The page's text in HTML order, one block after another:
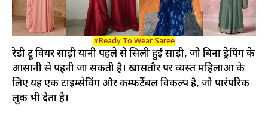
#Ready To Wear Saree
रेडी टू वियर साड़ी यानी पहले से सिली हुई साड़ी, जो बिना ड्रेपिंग के
आसानी से पहनी जा सकती है। खासतौर पर व्यस्त महिलाओं के
लिए यह एक टाइम्सेविंग और कम्फर्टेबल विकल्प है, जो पारंपरिक
लुक भी देता है।